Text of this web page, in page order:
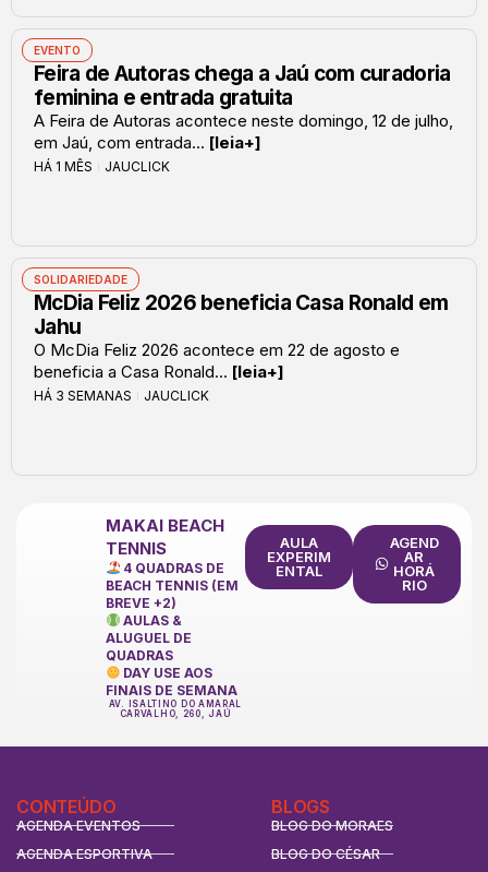
EVENTO
Feira de Autoras chega a Jaú com curadoria
feminina e entrada gratuita
A Feira de Autoras acontece neste domingo, 12 de julho,
em Jaú, com entrada... [leia+]
HÁ 1 MÊS JAUCLICK
SOLIDARIEDADE
McDia Feliz 2026 beneficia Casa Ronald em
Jahu
O McDia Feliz 2026 acontece em 22 de agosto e
beneficia a Casa Ronald... [leia+]
HÁ 3 SEMANAS JAUCLICK
MAKAI BEACH
TENNIS
4 QUADRAS DE
BEACH TENNIS (EM
BREVE +2)
AULAS &
ALUGUEL DE
QUADRAS
DAY USE AOS
FINAIS DE SEMANA
AV. ISALTINO DO AMARAL
CARVALHO, 260, JAÚ
AULA
EXPERIM
ENTAL
AGEND
AR
HORÁ
RIO
CONTEÚDO
AGENDA EVENTOS
AGENDA ESPORTIVA
BLOGS
BLOG DO MORAES
BLOG DO CÉSAR